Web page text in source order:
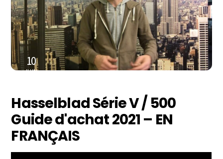
10
JUIN
Hasselblad Série V / 500
Guide d'achat 2021 – EN
FRANÇAIS